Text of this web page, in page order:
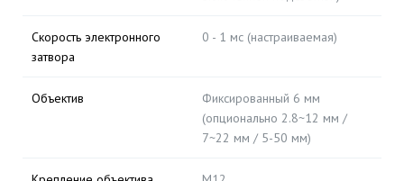
Скорость электронного
затвора
0 - 1 мс (настраиваемая)
Объектив
Фиксированный 6 мм
(опционально 2.8~12 мм /
7~22 мм / 5-50 мм)